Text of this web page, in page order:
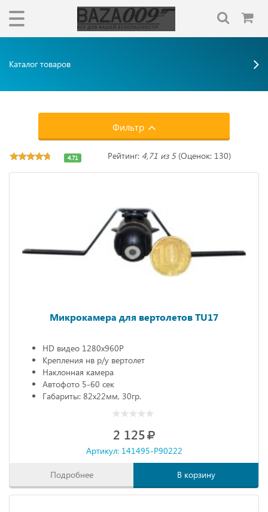
Каталог товаров
Фильтр
Микрокамера для вертолетов TU17
HD видео 1280х960Р
Крепления нв р/у вертолет
Наклонная камера
Автофото 5-60 сек
Габариты: 82х22мм, 30гр.
2 125
Артикул: 141495-P90222
Подробнее В корзину
4.71 Рейтинг: 4,71 из 5(Оценок: 130)